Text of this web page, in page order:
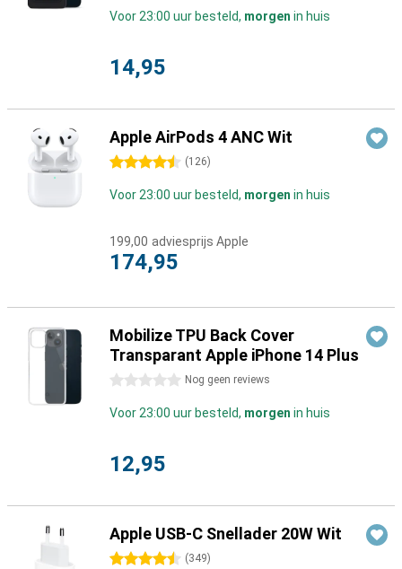
Voor 23:00 uur besteld, morgen in huis
14,95
Apple AirPods 4 ANC Wit
4.5 sterren (126)
Voor 23:00 uur besteld, morgen in huis
199,00 adviesprijs Apple
174,95
Mobilize TPU Back Cover
Transparant Apple iPhone 14 Plus
0 sterren Nog geen reviews
Voor 23:00 uur besteld, morgen in huis
12,95
Apple USB-C Snellader 20W Wit
4.5 sterren (349)